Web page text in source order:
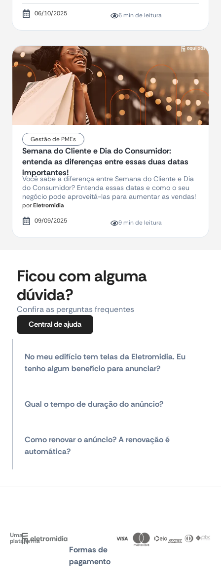
06/10/2025 6 min de leitura
Gestão de PMEs
Semana do Cliente e Dia do Consumidor:
entenda as diferenças entre essas duas datas
importantes!
Você sabe a diferença entre Semana do Cliente e Dia
do Consumidor? Entenda essas datas e como o seu
negócio pode aproveitá-las para aumentar as vendas!
porEletromidia
09/09/2025
9 min de leitura
Ficou com alguma
dúvida?
Confira as perguntas frequentes
Central de ajuda
No meu edifício tem telas da Eletromidia. Eu
tenho algum benefício para anunciar?
Qual o tempo de duração do anúncio?
Como renovar o anúncio? A renovação é
automática?
Uma
plataforma
Formas de
pagamento